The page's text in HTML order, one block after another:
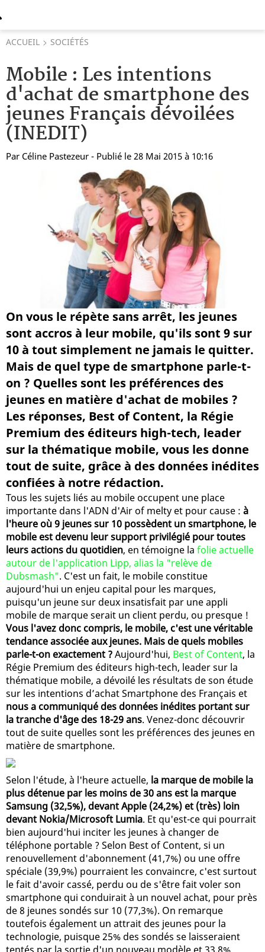
ACCUEIL SOCIÉTÉS
Mobile : Les intentions
d'achat de smartphone des
jeunes Français dévoilées
(INEDIT)
Par Céline Pastezeur - Publié le 28 Mai 2015 à 10:16
On vous le répète sans arrêt, les jeunes
sont accros à leur mobile, qu'ils sont 9 sur
10 à tout simplement ne jamais le quitter.
Mais de quel type de smartphone parle-t-
on ? Quelles sont les préférences des
jeunes en matière d'achat de mobiles ?
Les réponses, Best of Content, la Régie
Premium des éditeurs high-tech, leader
sur la thématique mobile, vous les donne
tout de suite, grâce à des données inédites
confiées à notre rédaction.
Tous les sujets liés au mobile occupent une place
importante dans l'ADN d'Air of melty et pour cause : à
l'heure où 9 jeunes sur 10 possèdent un smartphone, le
mobile est devenu leur support privilégié pour toutes
leurs actions du quotidien, en témoigne la folie actuelle
autour de l'application Lipp, alias la "relève de
Dubsmash". C'est un fait, le mobile constitue
aujourd'hui un enjeu capital pour les marques,
puisqu'un jeune sur deux insatisfait par une appli
mobile de marque serait un client perdu, ou presque !
Vous l'avez donc compris, le mobile, c'est une véritable
tendance associée aux jeunes. Mais de quels mobiles
parle-t-on exactement ?Aujourd'hui, Best of Content, la
Régie Premium des éditeurs high-tech, leader sur la
thématique mobile, a dévoilé les résultats de son étude
sur les intentions d’achat Smartphone des Français et
nous a communiqué des données inédites portant sur
la tranche d'âge des 18-29 ans. Venez-donc découvrir
tout de suite quelles sont les préférences des jeunes en
matière de smartphone.
Selon l'étude, à l'heure actuelle, la marque de mobile la
plus détenue par les moins de 30 ans est la marque
Samsung (32,5%), devant Apple (24,2%) et (très) loin
devant Nokia/Microsoft Lumia. Et qu'est-ce qui pourrait
bien aujourd'hui inciter les jeunes à changer de
téléphone portable ? Selon Best of Content, si un
renouvellement d'abonnement (41,7%) ou une offre
spéciale (39,9%) pourraient les convaincre, c'est surtout
le fait d'avoir cassé, perdu ou de s'être fait voler son
smartphone qui conduirait à un nouvel achat, pour près
de 8 jeunes sondés sur 10 (77,3%). On remarque
toutefois également un attrait des jeunes pour la
technologie, puisque 25% des sondés se laisseraient